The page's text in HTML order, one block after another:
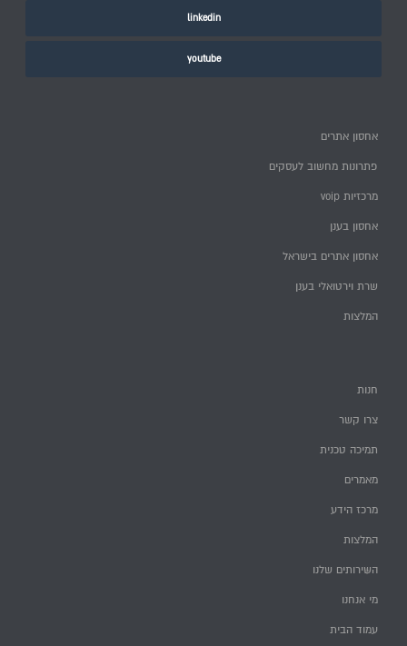
linkedin
youtube
אחסון אתרים
פתרונות מחשוב לעסקים
מרכזיות voip
אחסון בענן
אחסון אתרים בישראל
שרת וירטואלי בענן
המלצות
חנות
צרו קשר
תמיכה טכנית
מאמרים
מרכז הידע
המלצות
השירותים שלנו
מי אנחנו
עמוד הבית